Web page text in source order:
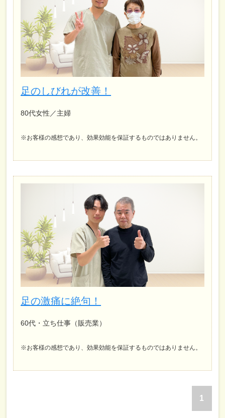
足のしびれが改善！
80代女性／主婦
※お客様の感想であり、効果効能を保証するものではありません。
足の激痛に絶句！
60代・立ち仕事（販売業）
※お客様の感想であり、効果効能を保証するものではありません。
1